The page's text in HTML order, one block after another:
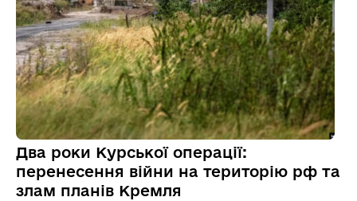
Два роки Курської операції:
перенесення війни на територію рф та
злам планів Кремля